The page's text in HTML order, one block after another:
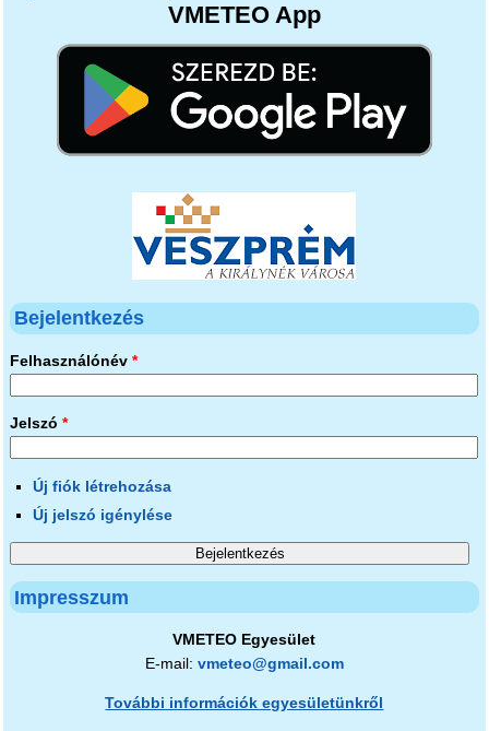
VMETEO App
Bejelentkezés
Felhasználónév *
Jelszó *
Új fiók létrehozása
Új jelszó igénylése
Impresszum
VMETEO Egyesület
E-mail: vmeteo@gmail.com
További információk egyesületünkről